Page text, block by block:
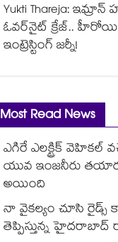
Yukti Thareja:
ఓవర్‌నైట్ క్రేజ్..
ఇంట్రెస్టింగ్ జర్నీ!
Most Read News
ఎగిరే ఎలక్ట్రిక్ వెహికల్
యువ ఇంజనీరు
అయింది
నా వైకల్యం చూసి రైడ్స్
తెప్పిస్తున్న